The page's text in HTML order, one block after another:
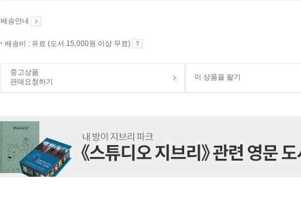
배송안내
배송비 : 유료 (도서 15,000원 이상 무료)
중고상품
판매요청하기
이 상품을 팔기